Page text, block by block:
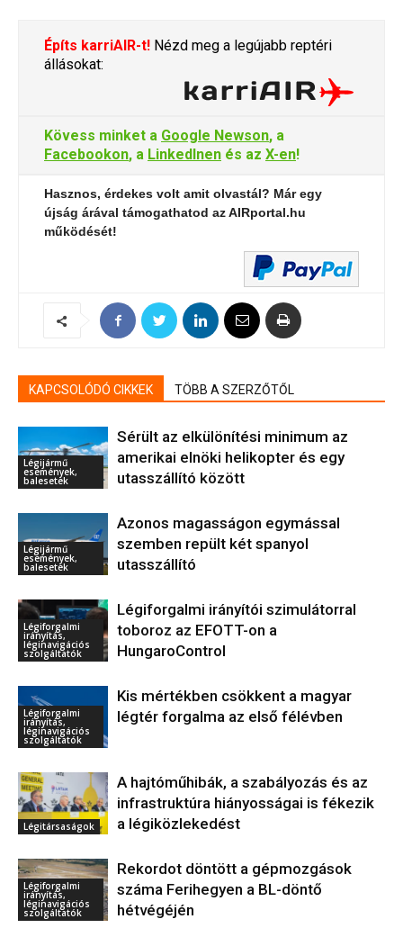
Építs karriAIR-t! Nézd meg a legújabb reptéri
állásokat:
Kövess minket a Google Newson, a
Facebookon, a LinkedInen és az X-en!
Hasznos, érdekes volt amit olvastál? Már egy
újság árával támogathatod az AIRportal.hu
működését!
KAPCSOLÓDÓ CIKKEK TÖBB A SZERZŐTŐL
Légijármű
események,
balesetek
Sérült az elkülönítési minimum az
amerikai elnöki helikopter és egy
utasszállító között
Légijármű
események,
balesetek
Azonos magasságon egymással
szemben repült két spanyol
utasszállító
Légiforgalmi
irányítás,
léginavigációs
szolgáltatók
Légiforgalmi irányítói szimulátorral
toboroz az EFOTT-on a
HungaroControl
Légiforgalmi
irányítás,
léginavigációs
szolgáltatók
Kis mértékben csökkent a magyar
légtér forgalma az első félévben
Légitársaságok
A hajtóműhibák, a szabályozás és az
infrastruktúra hiányosságai is fékezik
a légiközlekedést
Légiforgalmi
irányítás,
léginavigációs
szolgáltatók
Rekordot döntött a gépmozgások
száma Ferihegyen a BL-döntő
hétvégéjén